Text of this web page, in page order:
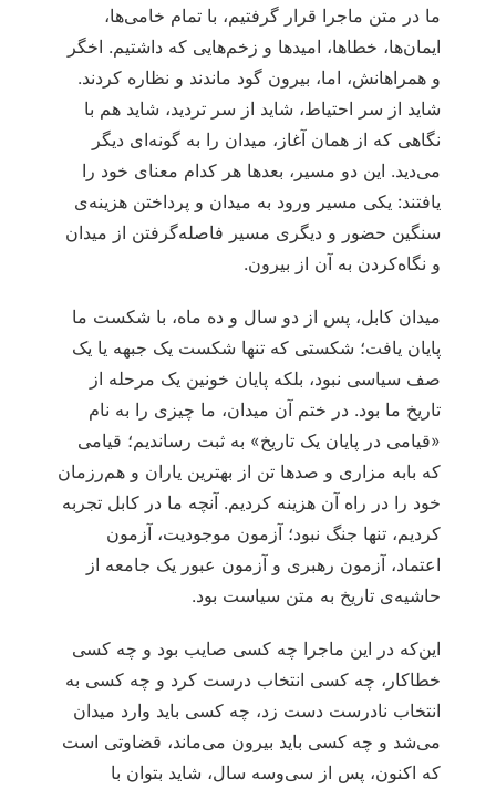
ما در متن ماجرا قرار گرفتیم، با تمام خامی‌ها،
ایمان‌ها، خطاها، امیدها و زخم‌هایی که داشتیم. اخگر
و همراهانش، اما، بیرون گود ماندند و نظاره کردند.
شاید از سر احتیاط، شاید از سر تردید، شاید هم با
نگاهی که از همان آغاز، میدان را به گونه‌ای دیگر
می‌دید. این دو مسیر، بعدها هر کدام معنای خود را
یافتند: یکی مسیر ورود به میدان و پرداختن هزینه‌ی
سنگین حضور و دیگری مسیر فاصله‌گرفتن از میدان
و نگاه‌کردن به آن از بیرون.
میدان کابل، پس از دو سال و ده ماه، با شکست ما
پایان یافت؛ شکستی که تنها شکست یک جبهه یا یک
صف سیاسی نبود، بلکه پایان خونین یک مرحله از
تاریخ ما بود. در ختم آن میدان، ما چیزی را به نام
«قیامی در پایان یک تاریخ» به ثبت رساندیم؛ قیامی
که بابه مزاری و صدها تن از بهترین یاران و هم‌رزمان
خود را در راه آن هزینه کردیم. آنچه ما در کابل تجربه
کردیم، تنها جنگ نبود؛ آزمون موجودیت، آزمون
اعتماد، آزمون رهبری و آزمون عبور یک جامعه از
حاشیه‌ی تاریخ به متن سیاست بود.
این‌که در این ماجرا چه کسی صایب بود و چه کسی
خطاکار، چه کسی انتخاب درست کرد و چه کسی به
انتخاب نادرست دست زد، چه کسی باید وارد میدان
می‌شد و چه کسی باید بیرون می‌ماند، قضاوتی است
که اکنون، پس از سی‌وسه سال، شاید بتوان با